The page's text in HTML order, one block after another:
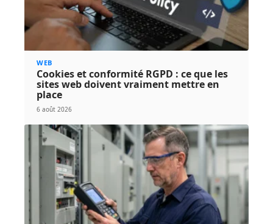
WEB
Cookies et conformité RGPD : ce que les
sites web doivent vraiment mettre en
place
6 août 2026